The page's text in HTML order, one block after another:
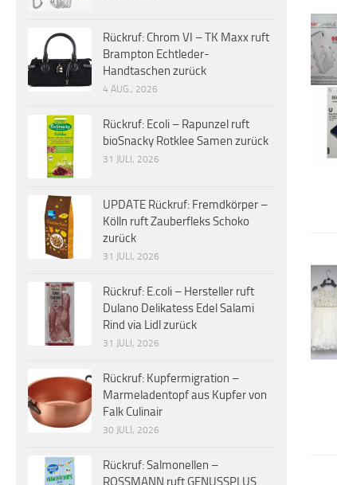
Rückruf: Chrom VI – TK Maxx ruft
Brampton Echtleder-
Handtaschen zurück
4 AUG., 2026
Rückruf: Ecoli – Rapunzel ruft
bioSnacky Rotklee Samen zurück
31 JULI, 2026
UPDATE Rückruf: Fremdkörper –
Kölln ruft Zauberfleks Schoko
zurück
31 JULI, 2026
Rückruf: E.coli – Hersteller ruft
Dulano Delikatess Edel Salami
Rind via Lidl zurück
31 JULI, 2026
Rückruf: Kupfermigration –
Marmeladentopf aus Kupfer von
Falk Culinair
30 JULI, 2026
Rückruf: Salmonellen –
ROSSMANN ruft GENUSSPLUS